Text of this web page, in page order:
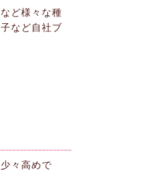
ど様々な種
など自社ブ
々高めで